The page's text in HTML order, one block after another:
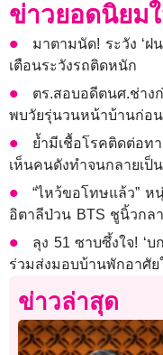
ข่าวยอดนิยม
มาตามนัด! ระวัง ‘ฝ
เตือนระวังรถติดหนัก
ตร.สอบอดีตนศ.ช่างก่
พบวัยรุ่นวนหน้าบ้านก่อ
ย้ำมีเชื้อโรคติดต่อท
เห็นคนดังทำจนกลายเป็
“ไหว้ขอโทษแล้ว” ห
อิตาลีป่วน BTS ชูนิ้วกล
ลุง 51 ซาบซึ้งใจ! ‘
ร่วมส่งมอบบ้านพักอาศัย
ข่าวล่าสุด